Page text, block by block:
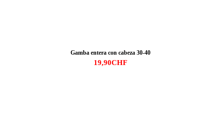
Gamba entera con cabeza 30-40
19,90CHF